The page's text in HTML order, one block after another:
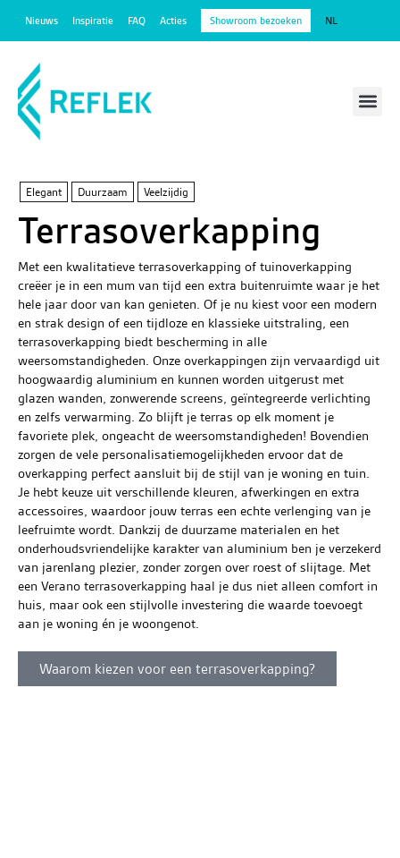
Nieuws Inspiratie FAQ Acties Showroom bezoeken NL
Elegant Duurzaam Veelzijdig
Terrasoverkapping
Met een kwalitatieve terrasoverkapping of tuinoverkapping
creëer je in een mum van tijd een extra buitenruimte waar je het
hele jaar door van kan genieten. Of je nu kiest voor een modern
en strak design of een tijdloze en klassieke uitstraling, een
terrasoverkapping biedt bescherming in alle
weersomstandigheden. Onze overkappingen zijn vervaardigd uit
hoogwaardig aluminium en kunnen worden uitgerust met
glazen wanden, zonwerende screens, geïntegreerde verlichting
en zelfs verwarming. Zo blijft je terras op elk moment je
favoriete plek, ongeacht de weersomstandigheden! Bovendien
zorgen de vele personalisatiemogelijkheden ervoor dat de
overkapping perfect aansluit bij de stijl van je woning en tuin.
Je hebt keuze uit verschillende kleuren, afwerkingen en extra
accessoires, waardoor jouw terras een echte verlenging van je
leefruimte wordt. Dankzij de duurzame materialen en het
onderhoudsvriendelijke karakter van aluminium ben je verzekerd
van jarenlang plezier, zonder zorgen over roest of slijtage. Met
een Verano terrasoverkapping haal je dus niet alleen comfort in
huis, maar ook een stijlvolle investering die waarde toevoegt
aan je woning én je woongenot.
Waarom kiezen voor een terrasoverkapping?